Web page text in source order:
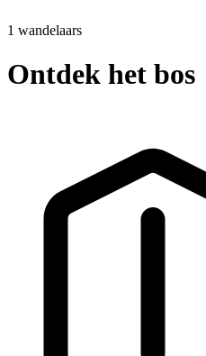
1 wandelaars
Ontdek het bos